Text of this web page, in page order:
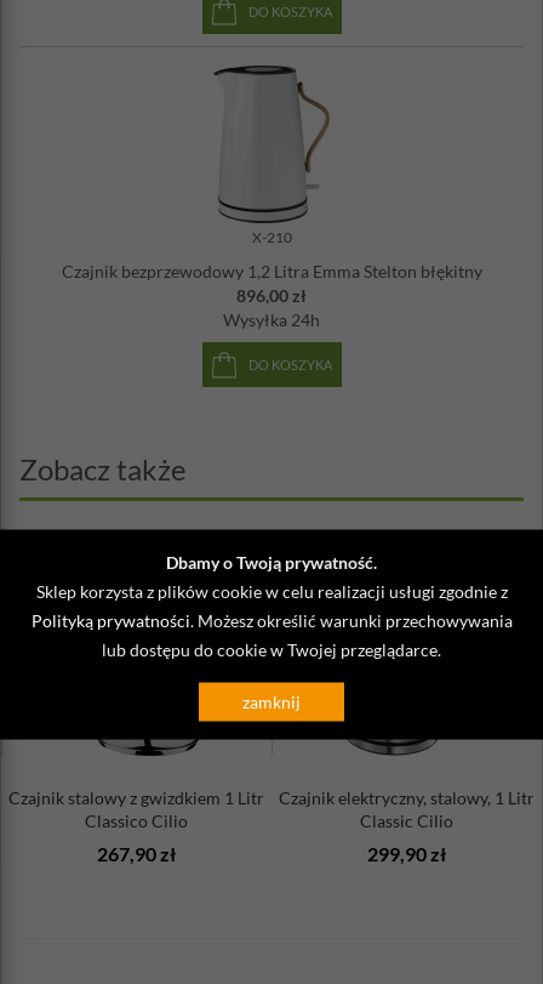
Dbamy o Twoją prywatność.
Sklep korzysta z plików cookie w celu realizacji usługi zgodnie z
Polityką prywatności . Możesz określić warunki przechowywania
lub dostępu do cookie w Twojej przeglądarce.
zamknij
DO KOSZYKA
X-210
Czajnik bezprzewodowy 1,2 Litra Emma Stelton błękitny
896,00 zł
Wysyłka 24h
DO KOSZYKA
Zobacz także
Czajnik stalowy z gwizdkiem 1 Litr
Classico Cilio
267,90 zł
Czajnik elektryczny, stalowy, 1 Litr
Classic Cilio
299,90 zł